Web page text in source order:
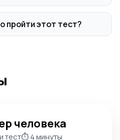
пройти этот тест?
человека
тест⏱️ 4 минуты